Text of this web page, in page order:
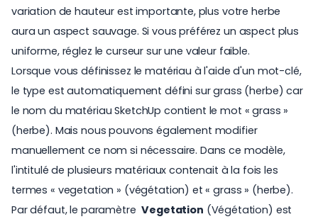
variation de hauteur est importante, plus votre herbe
aura un aspect sauvage. Si vous préférez un aspect plus
uniforme, réglez le curseur sur une valeur faible.
Lorsque vous définissez le matériau à l'aide d'un mot-clé,
le type est automatiquement défini sur grass (herbe) car
le nom du matériau SketchUp contient le mot « grass »
(herbe). Mais nous pouvons également modifier
manuellement ce nom si nécessaire. Dans ce modèle,
l'intitulé de plusieurs matériaux contenait à la fois les
termes « vegetation » (végétation) et « grass » (herbe).
Par défaut, le paramètreVegetation (Végétation) est